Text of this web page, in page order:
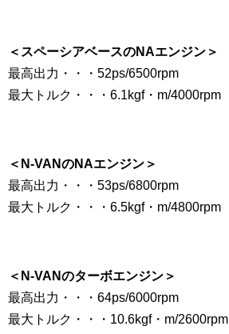
＜スペーシアベースのNAエンジン＞
最高出力・・・52ps/6500rpm
最大トルク・・・6.1kgf・m/4000rpm
＜N-VANのNAエンジン＞
最高出力・・・53ps/6800rpm
最大トルク・・・6.5kgf・m/4800rpm
＜N-VANのターボエンジン＞
最高出力・・・64ps/6000rpm
最大トルク・・・10.6kgf・m/2600rpm